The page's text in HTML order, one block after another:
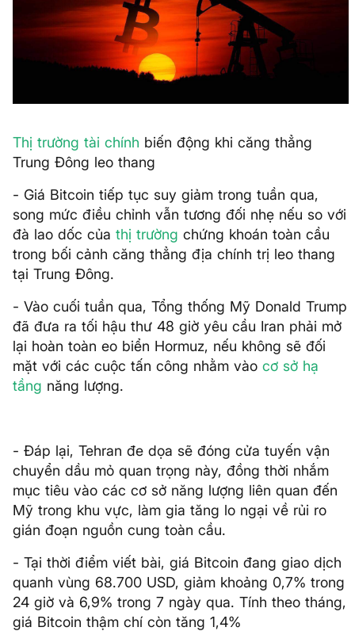
Thị trường tài chính biến động khi căng thẳng
Trung Đông leo thang
- Giá Bitcoin tiếp tục suy giảm trong tuần qua,
song mức điều chỉnh vẫn tương đối nhẹ nếu so với
đà lao dốc của thị trường chứng khoán toàn cầu
trong bối cảnh căng thẳng địa chính trị leo thang
tại Trung Đông.
- Vào cuối tuần qua, Tổng thống Mỹ Donald Trump
đã đưa ra tối hậu thư 48 giờ yêu cầu Iran phải mở
lại hoàn toàn eo biển Hormuz, nếu không sẽ đối
mặt với các cuộc tấn công nhằm vào cơ sở hạ
tầng năng lượng.
- Đáp lại, Tehran đe dọa sẽ đóng cửa tuyến vận
chuyển dầu mỏ quan trọng này, đồng thời nhắm
mục tiêu vào các cơ sở năng lượng liên quan đến
Mỹ trong khu vực, làm gia tăng lo ngại về rủi ro
gián đoạn nguồn cung toàn cầu.
- Tại thời điểm viết bài, giá Bitcoin đang giao dịch
quanh vùng 68.700 USD, giảm khoảng 0,7% trong
24 giờ và 6,9% trong 7 ngày qua. Tính theo tháng,
giá Bitcoin thậm chí còn tăng 1,4%